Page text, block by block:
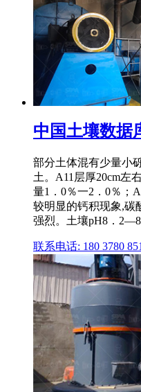
中国土壤数据
部分土体混有少量小
土。A11层厚20cm左
量1．0％一2．0％；
较明显的钙积现象,碳
强烈。土壤pH8．
联系电话: 180 3780